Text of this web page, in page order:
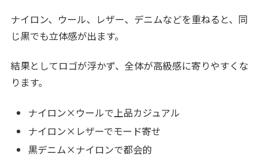
ナイロン、ウール、レザー、デニムなどを重ねると、同
じ黒でも立体感が出ます。
結果としてロゴが浮かず、全体が高級感に寄りやすくな
ります。
ナイロン×ウールで上品カジュアル
ナイロン×レザーでモード寄せ
黒デニム×ナイロンで都会的